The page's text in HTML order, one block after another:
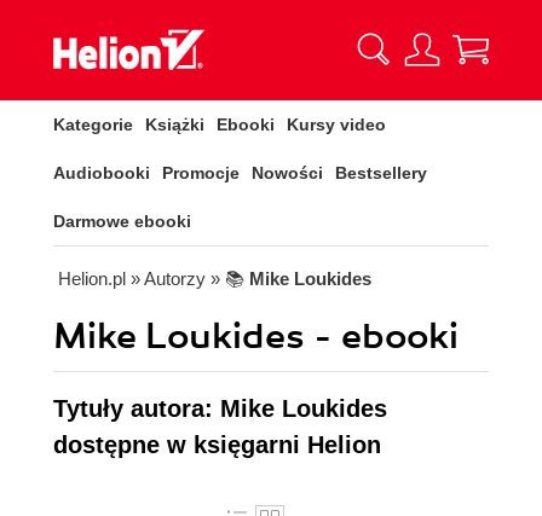
Kategorie Książki Ebooki Kursy video
Audiobooki Promocje Nowości Bestsellery
Darmowe ebooki
Helion.pl » Autorzy » 📚 Mike Loukides
Mike Loukides - ebooki
Tytuły autora: Mike Loukides
dostępne w księgarni Helion